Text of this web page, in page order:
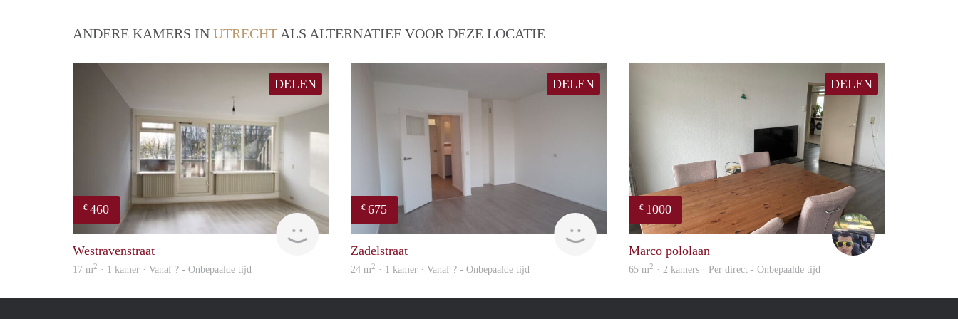
ANDERE KAMERS IN UTRECHT ALS ALTERNATIEF VOOR DEZE LOCATIE
DELEN
€ 460
Woning
Westravenstraat
17 m2 · 1 kamer · Vanaf ? - Onbepaalde tijd
DELEN
€ 675
Zadelstraat
24 m2 · 1 kamer · Vanaf ? - Onbepaalde tijd
DELEN
€ 1000
Marco pololaan
65 m2 · 2 kamers · Per direct - Onbepaalde tijd